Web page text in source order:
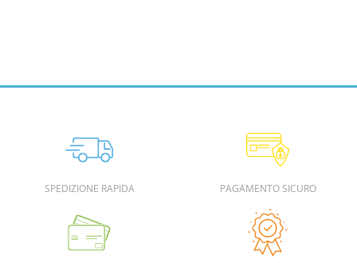
SPEDIZIONE RAPIDA PAGAMENTO SICURO